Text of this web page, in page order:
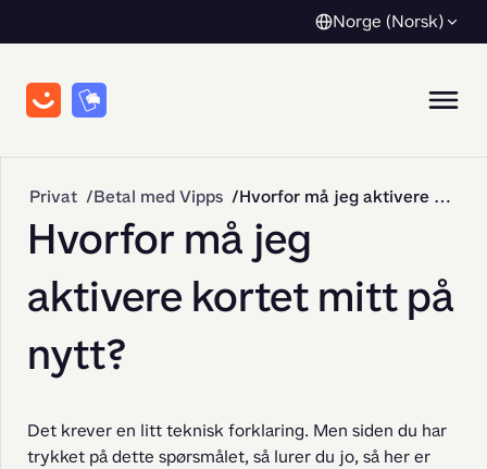
Norge (Norsk)
Privat Betal med Vipps Hvorfor må jeg aktivere kortet mitt på nytt?
Hvorfor må jeg
aktivere kortet mitt på
nytt?
Det krever en litt teknisk forklaring. Men siden du har
trykket på dette spørsmålet, så lurer du jo, så her er